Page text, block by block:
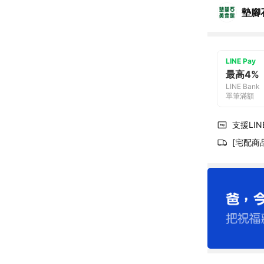
墊腳
LINE Pay
最高4%
LINE Bank
單筆滿額
支援
[宅配商